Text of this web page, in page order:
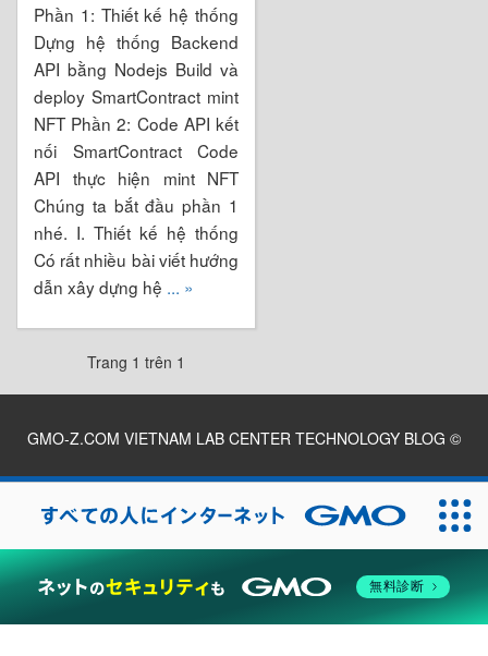
Phần 1: Thiết kế hệ thống
Dựng hệ thống Backend
API bằng Nodejs Build và
deploy SmartContract mint
NFT Phần 2: Code API kết
nối SmartContract Code
API thực hiện mint NFT
Chúng ta bắt đầu phần 1
nhé. I. Thiết kế hệ thống
Có rất nhiều bài viết hướng
dẫn xây dựng hệ ... »
Trang 1 trên 1
GMO-Z.COM VIETNAM LAB CENTER TECHNOLOGY BLOG ©
2026
無料診断